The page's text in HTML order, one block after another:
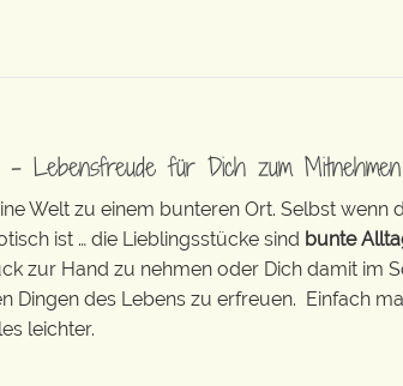
– Lebensfreude für Dich zum
Welt zu einem bunteren Ort. Selbst wenn
ist … die Lieblingsstücke sind bunte
zur Hand zu nehmen oder Dich damit im
Dingen des Lebens zu erfreuen. Einfach
leichter.